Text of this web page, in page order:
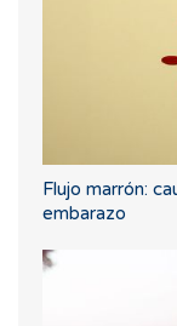
Flujo marrón:
embarazo